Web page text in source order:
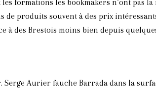
formations les bookmakers n’ont pas
produits souvent à des prix
à des Brestois moins bien depuis
Aurier fauche Barrada dans la